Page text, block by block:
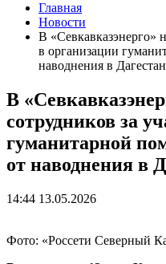
Главная
Новости
В «Севкавказэнерго»
в организации
наводнения в
В
сотрудников за
гуманитарной
от наводнения в
14:44 13.05.2026
Фото: «Россети Северный